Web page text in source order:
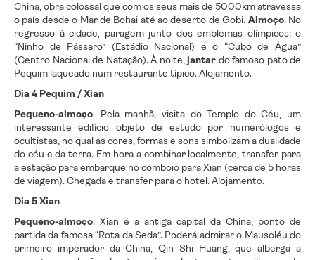
China, obra colossal que com os seus mais de 5000km atravessa
o país desde o Mar de Bohai até ao deserto de Gobi. Almoço. No
regresso à cidade, paragem junto dos emblemas olímpicos: o
“Ninho de Pássaro” (Estádio Nacional) e o “Cubo de Água”
(Centro Nacional de Natação). À noite,jantar do famoso pato de
Pequim laqueado num restaurante típico. Alojamento.
Dia 4 Pequim / Xian
Pequeno-almoço. Pela manhã, visita do Templo do Céu, um
interessante edifício objeto de estudo por numerólogos e
ocultistas, no qual as cores, formas e sons simbolizam a dualidade
do céu e da terra. Em hora a combinar localmente, transfer para
a estação para embarque no comboio para Xian (cerca de 5 horas
de viagem). Chegada e transfer para o hotel. Alojamento.
Dia 5 Xian
Pequeno-almoço. Xian é a antiga capital da China, ponto de
partida da famosa “Rota da Seda”. Poderá admirar o Mausoléu do
primeiro imperador da China, Qin Shi Huang, que alberga a